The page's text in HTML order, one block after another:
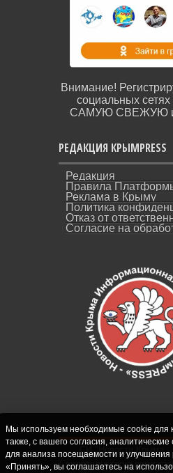
Внимание!
социальных
САМУЮ СВЕЖУЮ
РЕДАКЦИЯ КРЫМPRESS
Редакция
Правила
Реклама в Крыму
Политика
Отказ от
Согласие на
СИ "Новости Крыма -
Свидетельство о
Мы используем необходимые cookie для
также, с вашего согласия,
для анализа посещаемости и
«Принять», вы соглашаетесь на